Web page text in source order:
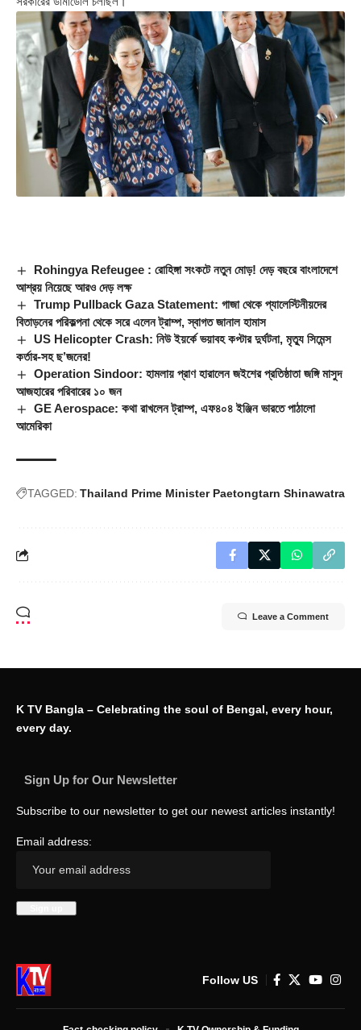
Rohingya Refeugee : রোহিঙ্গা সংকটে নতুন মোড়! দেড় বছরে বাংলাদেশে
আশ্রয় নিয়েছে আরও দেড় লক্ষ
Trump Pullback Gaza Statement: গাজা থেকে প্যালেস্টিনীয়দের
বিতাড়নের পরিকল্পনা থেকে সরে এলেন ট্রাম্প, স্বাগত জানাল হামাস
US Helicopter Crash: নিউ ইয়র্কে ভয়াবহ কপ্টার দুর্ঘটনা, মৃত্যু সিমেন্স
কর্তার-সহ ছ’জনের!
Operation Sindoor: হামলায় প্রাণ হারালেন জইশের প্রতিষ্ঠাতা জঙ্গি মাসুদ
আজহারের পরিবারের ১০ জন
GE Aerospace: কথা রাখলেন ট্রাম্প, এফ৪০৪ ইঞ্জিন ভারতে পাঠালো
আমেরিকা
TAGGED: Thailand Prime Minister Paetongtarn Shinawatra
Leave a Comment
K TV Bangla – Celebrating the soul of Bengal, every hour,
every day.
Sign Up for Our Newsletter
Subscribe to our newsletter to get our newest articles instantly!
Email address:
Follow US